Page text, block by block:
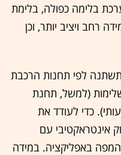
בלימה כפולה, בלימת
רחב ויציב יותר, וכן
לפי תחנות הרכבת
(למשל, תחנת
כדי לעודד את
אינטראקטיבי עם
המפה באפליקציה. במידה